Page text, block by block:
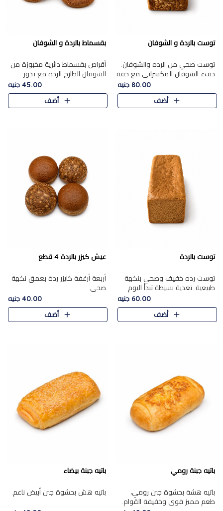
توست بالردة و الشوفان
توست صحي من الرده والشوفان.
دفء الشوفان المكسراتي مع خفة
80.00 جنيه
أضف
بقسماط بالردة و الشوفان
أقراص بقسماط دائرية مخبوزة من
الشوفان الطازج الرده مع بذور
مختارة. قرمشة الحبوب والبذور،
بداية صحية لكل صباح.
45.00 جنيه
أضف
توست بالردة
توست رده خفيف وصحي بنكهة
طبيعية. تغذية بسيطة تبدأ اليوم
60.00 جنيه
أضف
عيش كيزر بالردة 4 قطع
أربعة أرغفة كايزر ردة بعمق نكهة
صحي.
40.00 جنيه
أضف
باتيه جبنة رومي
باتيه هشة بحشوة جبن رومي،
طعم مميز قوي وخفيفة القوام.
باتيه جبنة بيضاء
باتيه هش بحشوة جبن أبيض ناعم.